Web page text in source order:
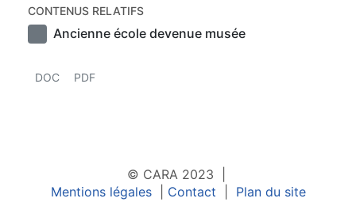
CONTENUS RELATIFS
Ancienne école devenue musée
DOC PDF
© CARA 2023 |
Mentions légales| Contact Plan du site